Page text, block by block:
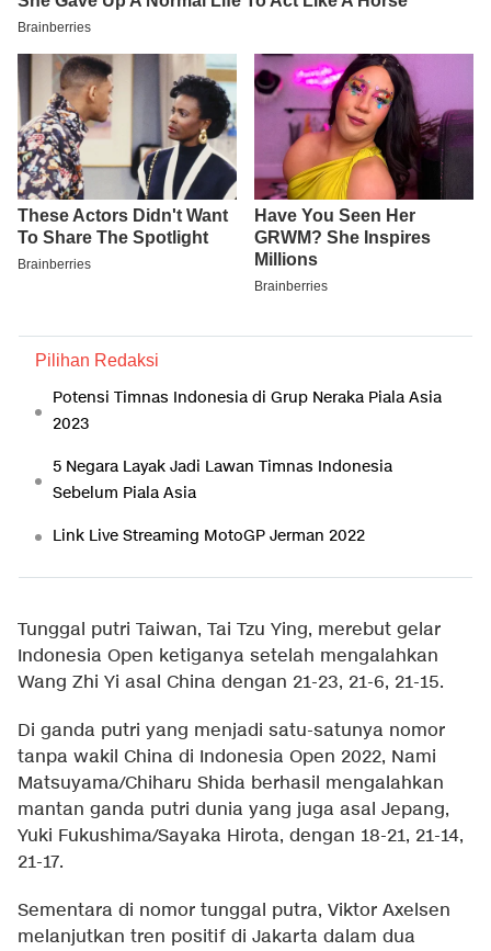
Pilihan Redaksi
Potensi Timnas Indonesia di Grup Neraka Piala Asia
2023
5 Negara Layak Jadi Lawan Timnas Indonesia
Sebelum Piala Asia
Link Live Streaming MotoGP Jerman 2022
Tunggal putri Taiwan, Tai Tzu Ying, merebut gelar
Indonesia Open ketiganya setelah mengalahkan
Wang Zhi Yi asal China dengan 21-23, 21-6, 21-15.
Di ganda putri yang menjadi satu-satunya nomor
tanpa wakil China di Indonesia Open 2022, Nami
Matsuyama/Chiharu Shida berhasil mengalahkan
mantan ganda putri dunia yang juga asal Jepang,
Yuki Fukushima/Sayaka Hirota, dengan 18-21, 21-14,
21-17.
Sementara di nomor tunggal putra, Viktor Axelsen
melanjutkan tren positif di Jakarta dalam dua